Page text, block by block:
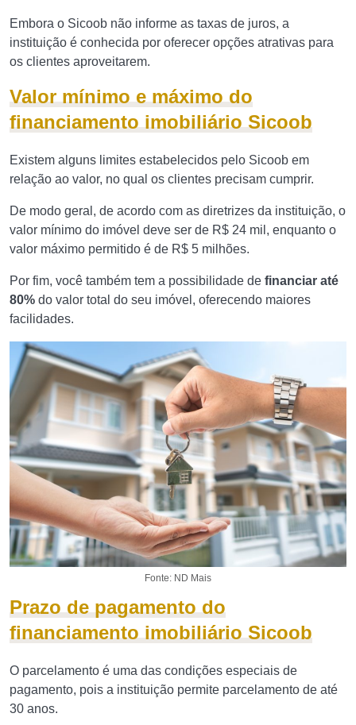
Embora o Sicoob não informe as taxas de juros, a
instituição é conhecida por oferecer opções atrativas para
os clientes aproveitarem.
Valor mínimo e máximo do
financiamento imobiliário Sicoob
Existem alguns limites estabelecidos pelo Sicoob em
relação ao valor, no qual os clientes precisam cumprir.
De modo geral, de acordo com as diretrizes da instituição, o
valor mínimo do imóvel deve ser de R$ 24 mil, enquanto o
valor máximo permitido é de R$ 5 milhões.
Por fim, você também tem a possibilidade de financiar até
80% do valor total do seu imóvel, oferecendo maiores
facilidades.
Fonte: ND Mais
Prazo de pagamento do
financiamento imobiliário Sicoob
O parcelamento é uma das condições especiais de
pagamento, pois a instituição permite parcelamento de até
30 anos.